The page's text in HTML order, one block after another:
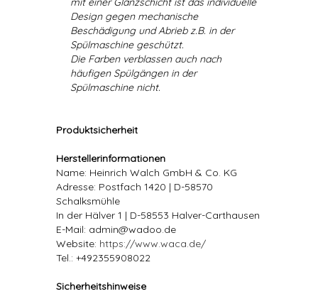
Design gegen mechanische
Beschädigung und Abrieb z.B. in der
Spülmaschine geschützt.
Die Farben verblassen auch nach
häufigen Spülgängen in der
Spülmaschine nicht.
Produktsicherheit
Herstellerinformationen
Name: Heinrich Walch GmbH & Co. KG
Adresse: Postfach 1420 | D-58570
Schalksmühle
In der Hälver 1 | D-58553 Halver-Carthausen
E-Mail: admin@wadoo.de
Website: https://www.waca.de/
Tel.: +492355908022
Sicherheitshinweise